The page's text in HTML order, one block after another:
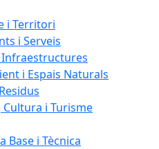
i Territori
i Serveis
i Espais Naturals
i Turisme
Base i Tècnica